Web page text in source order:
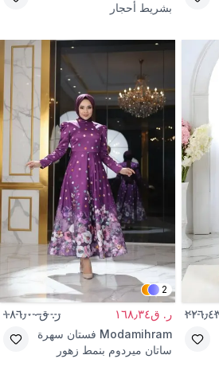
بشريط أحجار
2
ر. ق١٦٨٫٣٤ ر. ق١٨٦٫٠٠
Modamihram فستان سهرة
ساتان ميردوم بنمط زهور